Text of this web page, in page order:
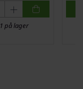
1 på lager